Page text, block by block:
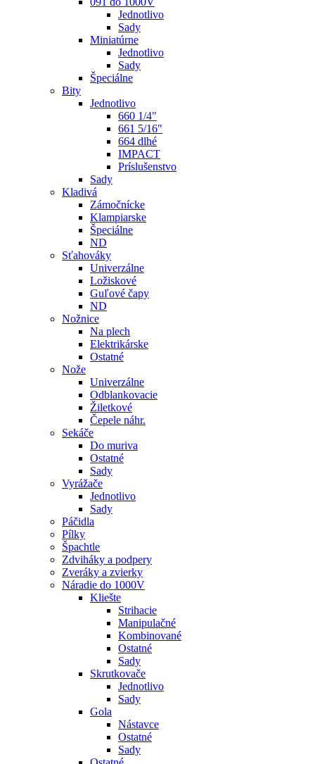
Jednotlivo
Sady
Miniatúrne
Jednotlivo
Sady
Špeciálne
Bity
Jednotlivo
660 1/4"
661 5/16"
664 dlhé
IMPACT
Príslušenstvo
Sady
Kladivá
Zámočnícke
Klampiarske
Špeciálne
ND
Sťahováky
Univerzálne
Ložiskové
Guľové čapy
ND
Nožnice
Na plech
Elektrikárske
Ostatné
Nože
Univerzálne
Odblankovacie
Žiletkové
Čepele náhr.
Sekáče
Do muriva
Ostatné
Sady
Vyrážače
Jednotlivo
Sady
Páčidla
Pílky
Špachtle
Zdviháky a podpery
Zveráky a zvierky
Náradie do 1000V
Kliešte
Strihacie
Manipulačné
Kombinované
Ostatné
Sady
Skrutkovače
Jednotlivo
Sady
Gola
Nástavce
Ostatné
Sady